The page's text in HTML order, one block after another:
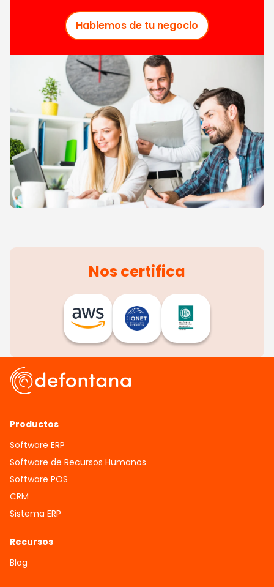
Hablemos de tu negocio
Nos certifica
Productos
Software ERP
Software de Recursos Humanos
Software POS
CRM
Sistema ERP
Recursos
Blog